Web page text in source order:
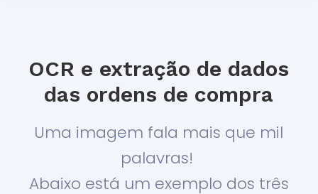
OCR e extração de dados
das ordens de compra
Uma imagem fala mais que mil
palavras!
Abaixo está um exemplo dos três